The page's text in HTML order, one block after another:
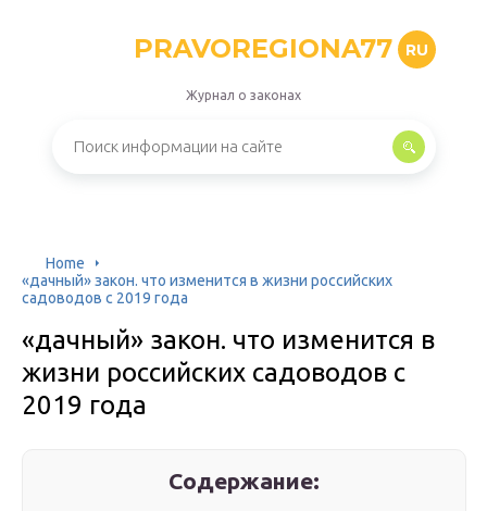
PRAVOREGIONA77 RU
Журнал о законах
Home
«дачный» закон. что изменится в жизни российских
садоводов с 2019 года
«дачный» закон. что изменится в
жизни российских садоводов с
2019 года
Содержание: